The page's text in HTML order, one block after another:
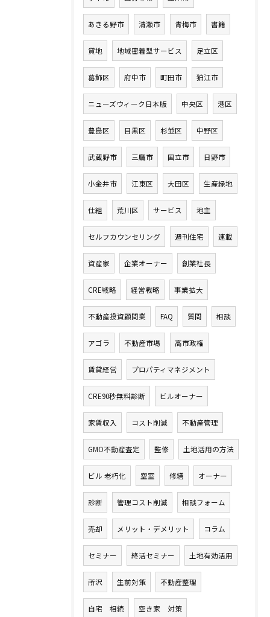
あきる野市 清瀬市 青梅市 書籍
貸地 地域密着型サービス 足立区
葛飾区 府中市 町田市 狛江市
ニューズウィーク日本版 中央区 港区
豊島区 目黒区 杉並区 中野区
武蔵野市 三鷹市 国立市 日野市
小金井市 江東区 大田区 生産緑地
仕組 荒川区 サービス 地主
セルフカウンセリング 週刊住宅 連載
資産家 企業オーナー 創業社長
CRE戦略 経営戦略 事業拡大
不動産投資顧問業 FAQ 質問 相談
アゴラ 不動産市場 高市政権
賃貸経営 プロパティマネジメント
CRE90秒無料診断 ビルオーナー
家賃収入 コスト削減 不動産管理
GMO不動産査定 監修 土地活用の方法
ビル 老朽化 空室 修繕 オーナー
診断 管理コスト削減 相談フォーム
売却 メリット・デメリット コラム
セミナー 終活セミナー 土地有効活用
所沢 生前対策 不動産整理
自宅 相続 空き家 対策